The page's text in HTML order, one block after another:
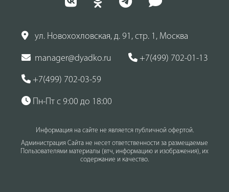
ул. Новохохловская, д. 91, стр. 1, Москва
manager@dyadko.ru +7(499) 702-01-13
+7(499) 702-03-59
Пн-Пт с 9:00 до 18:00
Информация на сайте не является публичной офертой.
Администрация Сайта не несет ответственности за размещаемые
Пользователями материалы (втч, информацию и изображения), их
содержание и качество.